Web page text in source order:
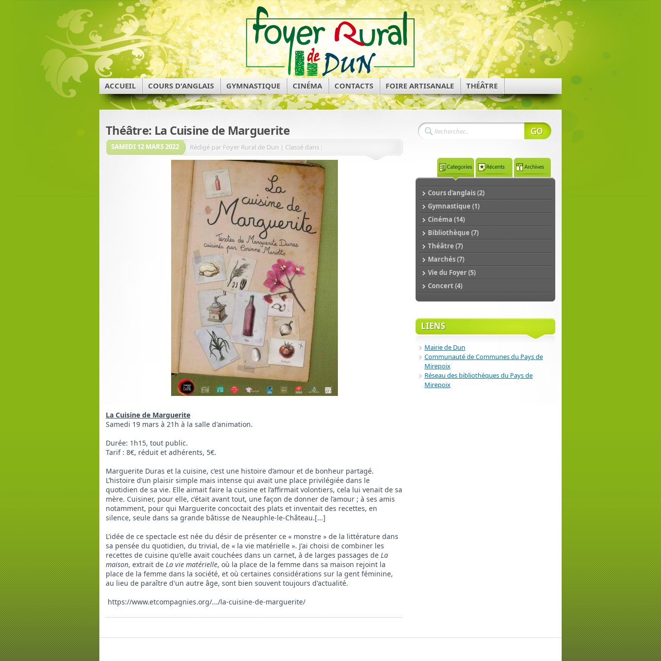
ACCUEIL COURS D'ANGLAIS GYMNASTIQUE CINÉMA CONTACTS FOIRE ARTISANALE THÉÂTRE
Théâtre: La Cuisine de Marguerite
SAMEDI 12 MARS 2022 Rédigé par Foyer Rural de Dun | Classé dans :
La Cuisine de Marguerite
Samedi 19 mars à 21h à la salle d'animation.
Durée: 1h15, tout public.
Tarif : 8€, réduit et adhérents, 5€.
Marguerite Duras et la cuisine, c’est une histoire d’amour et de bonheur partagé.
L’histoire d’un plaisir simple mais intense qui avait une place privilégiée dans le
quotidien de sa vie. Elle aimait faire la cuisine et l’affirmait volontiers, cela lui venait de sa
mère. Cuisiner, pour elle, c’était avant tout, une façon de donner de l’amour ; à ses amis
notamment, pour qui Marguerite concoctait des plats et inventait des recettes, en
silence, seule dans sa grande bâtisse de Neauphle-le-Château.[...]
L’idée de ce spectacle est née du désir de présenter ce « monstre » de la littérature dans
sa pensée du quotidien, du trivial, de « la vie matérielle ». J'ai choisi de combiner les
recettes de cuisine qu'elle avait couchées dans un carnet, à de larges passages de La
maison, extrait de La vie matérielle, où la place de la femme dans sa maison rejoint la
place de la femme dans la société, et où certaines considérations sur la gent féminine,
au lieu de paraître d'un autre âge, sont bien souvent toujours d'actualité.
https://www.etcompagnies.org/.../la-cuisine-de-marguerite/
Cours d'anglais (2)
Gymnastique (1)
Cinéma (14)
Bibliothèque (7)
Théâtre (7)
Marchés (7)
Vie du Foyer (5)
Concert (4)
LIENS
Mairie de Dun
Communauté de Communes du Pays de
Mirepoix
Réseau des bibliothèques du Pays de
Mirepoix